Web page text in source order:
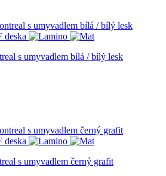
s umyvadlem bílá / bílý lesk
s umyvadlem černý grafit